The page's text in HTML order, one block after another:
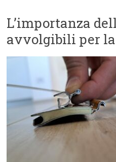
L’importanza
avvolgibili per la